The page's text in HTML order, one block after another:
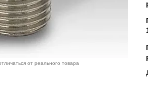
от реального товара